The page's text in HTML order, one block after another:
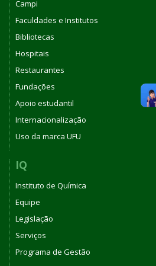
Campi
Faculdades e Institutos
Bibliotecas
Hospitais
Restaurantes
Fundações
Apoio estudantil
Internacionalização
Uso da marca UFU
IQ
Instituto de Química
Equipe
Legislação
Serviços
Programa de Gestão